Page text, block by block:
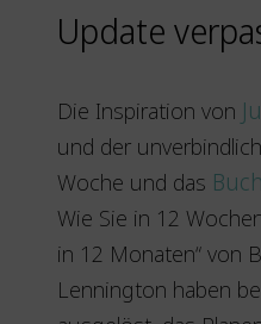
Update
Die Inspiration von
und der
Woche und das Buch
Wie Sie in 12
in 12 Monaten“ von
Lennington haben